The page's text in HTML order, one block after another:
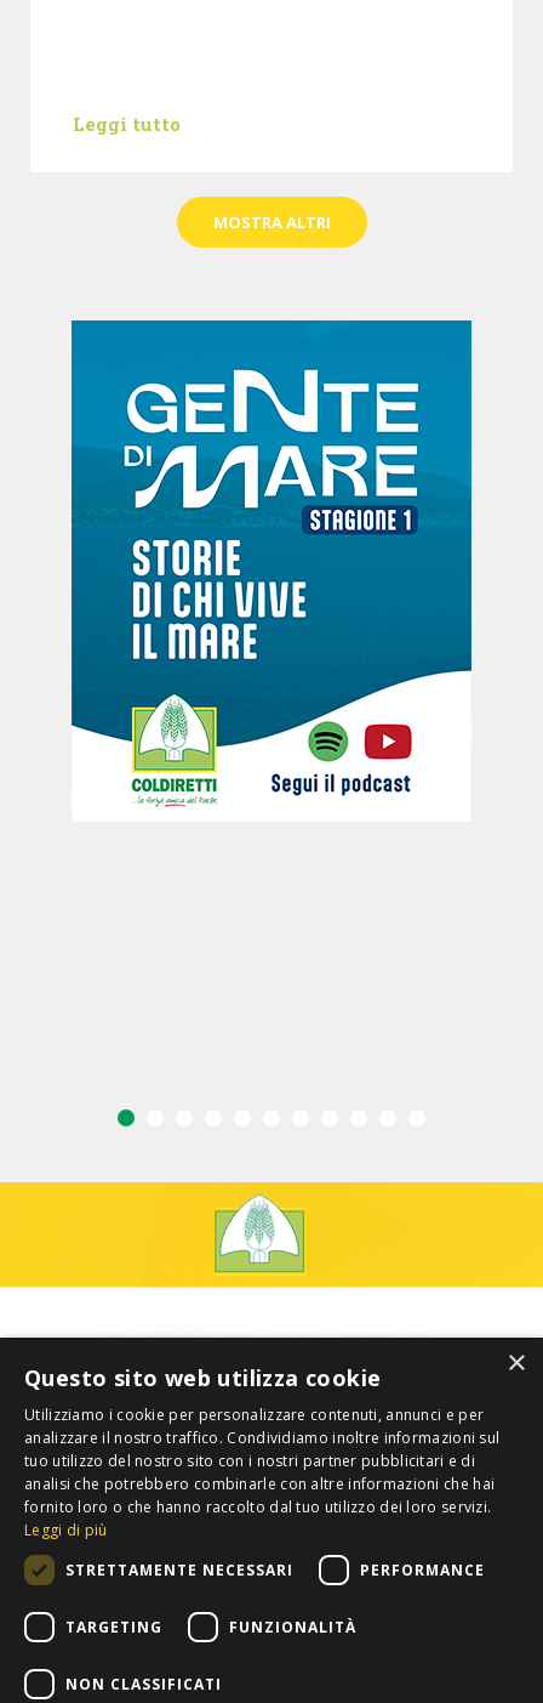
Leggi tutto
MOSTRA ALTRI
×
Questo sito web utilizza cookie
Utilizziamo i cookie per personalizzare contenuti, annunci e per
analizzare il nostro traffico. Condividiamo inoltre informazioni sul
tuo utilizzo del nostro sito con i nostri partner pubblicitari e di
analisi che potrebbero combinarle con altre informazioni che hai
fornito loro o che hanno raccolto dal tuo utilizzo dei loro servizi.
Leggi di più
STRETTAMENTE NECESSARI
PERFORMANCE
TARGETING FUNZIONALITÀ
NON CLASSIFICATI